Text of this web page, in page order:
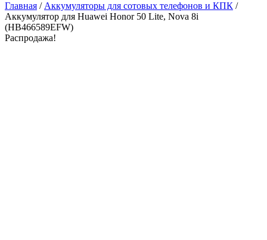
Главная / Аккумуляторы для сотовых телефонов и КПК /
Аккумулятор для Huawei Honor 50 Lite, Nova 8i
(HB466589EFW)
Распродажа!